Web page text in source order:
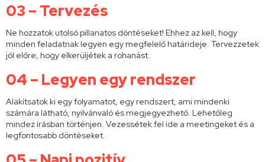
03 – Tervezés
Ne hozzatok utolsó pillanatos döntéseket! Ehhez az kell, hogy
minden feladatnak legyen egy megfelelő határideje. Tervezzetek
jól előre, hogy elkerüljétek a rohanást.
04 – Legyen egy rendszer
Alakítsatok ki egy folyamatot, egy rendszert, ami mindenki
számára látható, nyilvánvaló és megjegyezhető. Lehetőleg
mindez írásban történjen. Vezessétek fel ide a meetingeket és a
legfontosabb döntéseket.